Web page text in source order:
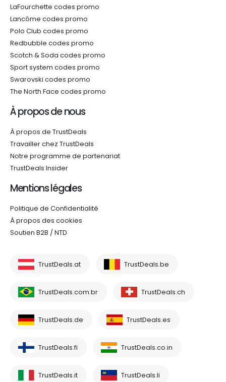
LaFourchette codes promo
Lancôme codes promo
Polo Club codes promo
Redbubble codes promo
Scotch & Soda codes promo
Sport system codes promo
Swarovski codes promo
The North Face codes promo
À propos de nous
À propos de TrustDeals
Travailler chez TrustDeals
Notre programme de partenariat
TrustDeals Insider
Mentions légales
Politique de Confidentialité
À propos des cookies
Soutien B2B / NTD
TrustDeals.at TrustDeals.be
TrustDeals.com.br TrustDeals.ch
TrustDeals.de TrustDeals.es
TrustDeals.fi TrustDeals.co.in
TrustDeals.it TrustDeals.li